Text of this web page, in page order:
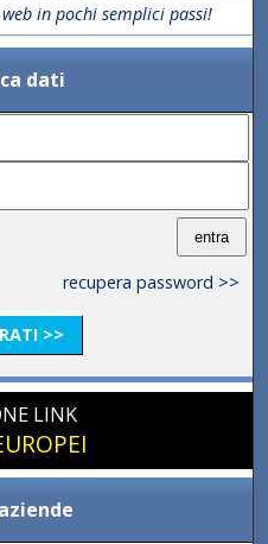
in pochi semplici passi!
dati
recupera password >>
>>
LINK